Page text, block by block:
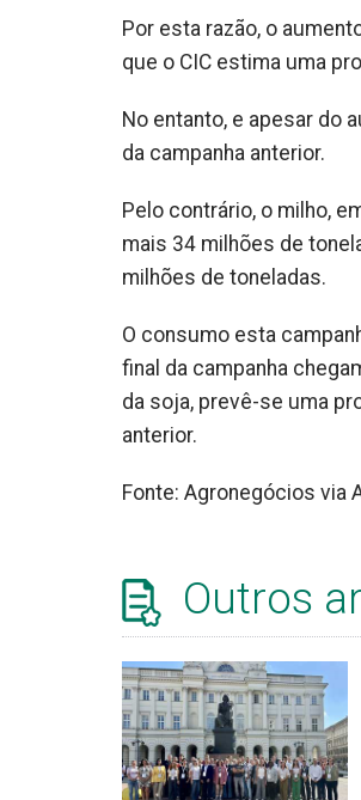
Por esta razão, o
que o CIC estima uma
No entanto, e apesar do
da campanha anterior.
Pelo contrário, o milho,
mais 34 milhões de
milhões de toneladas.
O consumo esta
final da campanha
da soja, prevê-se uma
anterior.
Fonte: Agronegócios via
Outros